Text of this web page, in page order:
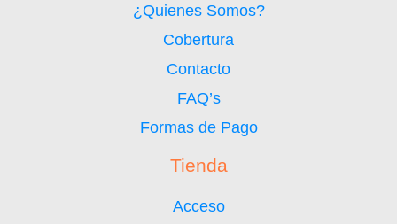
¿Quienes Somos?
Cobertura
Contacto
FAQ’s
Formas de Pago
Tienda
Acceso